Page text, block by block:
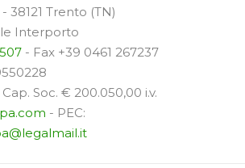
38121 Trento (TN)
Interporto
- Fax +39 0461 267237
Soc. € 200.050,00 i.v.
- PEC: